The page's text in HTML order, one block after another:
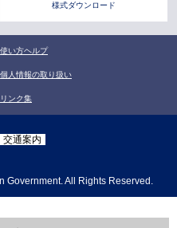
様式ダウンロード
使い方ヘルプ
個人情報の取り扱い
リンク集
交通案内
Government. All Rights Reserved.